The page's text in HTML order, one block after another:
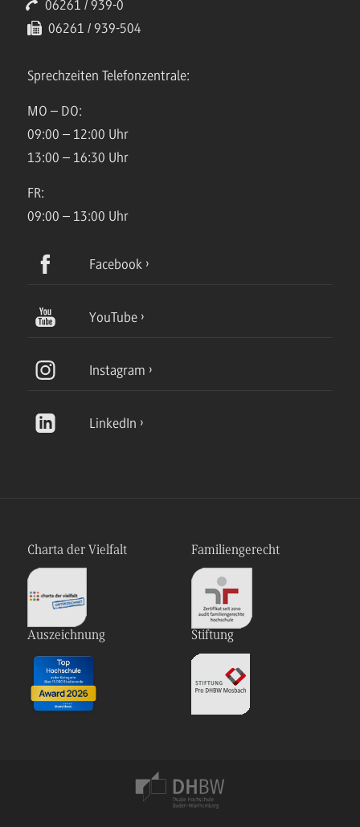
06261 / 939-0
06261 / 939-504
Sprechzeiten Telefonzentrale:
MO – DO:
09:00 – 12:00 Uhr
13:00 – 16:30 Uhr
FR:
09:00 – 13:00 Uhr
Facebook
YouTube
Instagram
LinkedIn
Charta der Vielfalt Familiengerecht
Auszeichnung Stiftung